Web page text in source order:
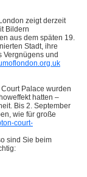
zeigt derzeit
Bildern
aus dem späten 19.
Stadt, ihre
Vergnügens und
Palace wurden
hatten –
Bis 2. September
wie für große
court-
sind Sie beim